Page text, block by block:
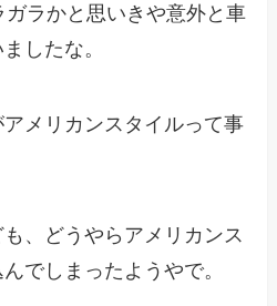
ラかと思いきや意外と車
したな。
メリカンスタイルって事
、どうやらアメリカンス
でしまったようやで。